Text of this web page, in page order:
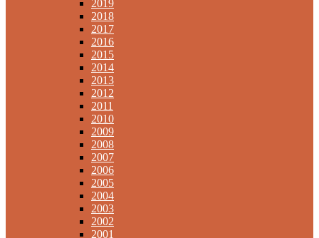
2019
2018
2017
2016
2015
2014
2013
2012
2011
2010
2009
2008
2007
2006
2005
2004
2003
2002
2001